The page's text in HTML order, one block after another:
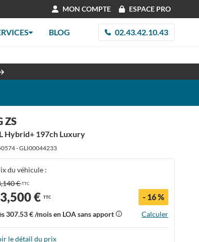
MON COMPTE ESPACE PRO
BLOG 02.43.42.10.43
ZS
Hybrid+ 197ch Luxury
- GLI00044233
du véhicule :
€TTC
€ TTC - 16 %
307.53 €/mois en LOA sans apport Calculer
le détail du prix